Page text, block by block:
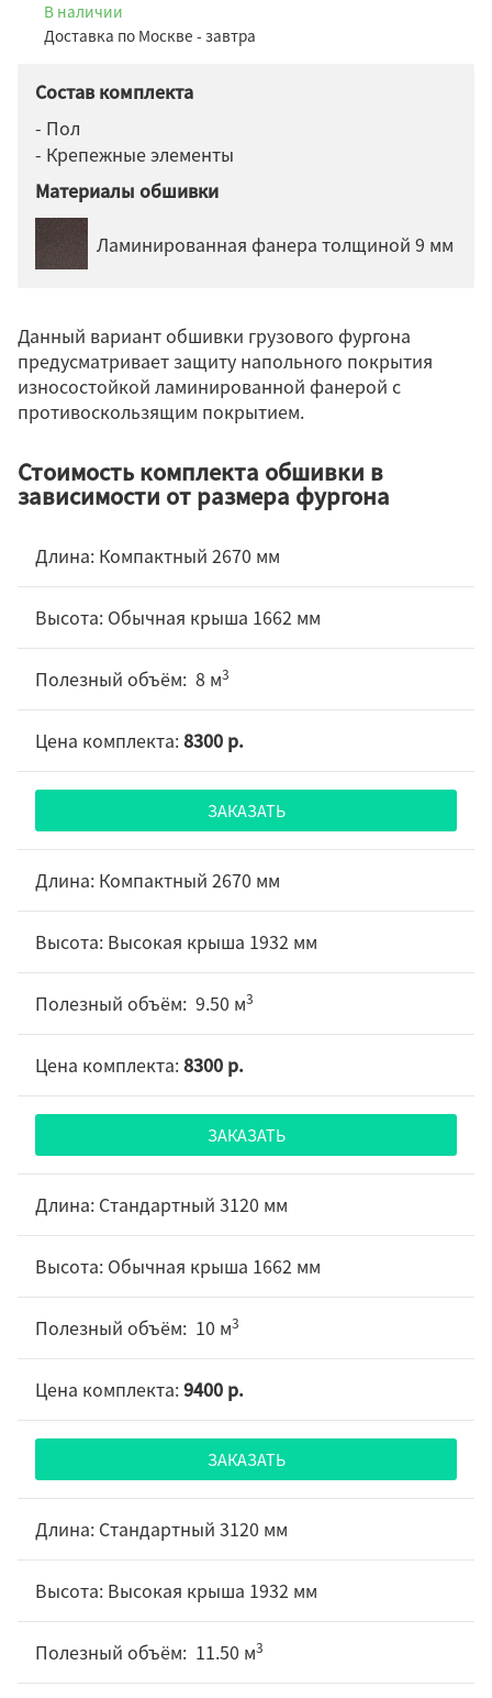
В наличии
Доставка по Москве - завтра
Состав комплекта
- Пол
- Крепежные элементы
Материалы обшивки
Ламинированная фанера толщиной 9 мм
Данный вариант обшивки грузового фургона
предусматривает защиту напольного покрытия
износостойкой ламинированной фанерой с
противоскользящим покрытием.
Стоимость комплекта обшивки в
зависимости от размера фургона
Компактный 2670 мм
Обычная крыша 1662 мм
8 м3
8300 р.
ЗАКАЗАТЬ
Компактный 2670 мм
Высокая крыша 1932 мм
9.50 м3
8300 р.
ЗАКАЗАТЬ
Стандартный 3120 мм
Обычная крыша 1662 мм
10 м3
9400 р.
ЗАКАЗАТЬ
Стандартный 3120 мм
Высокая крыша 1932 мм
11.50 м3